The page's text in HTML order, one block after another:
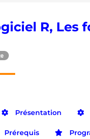
R, Les
Présentation
Prérequis